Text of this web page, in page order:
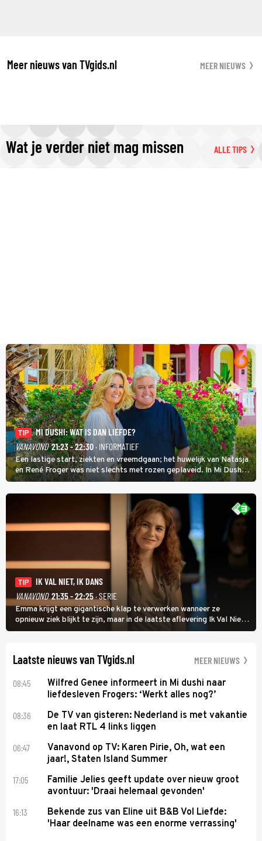
Meer nieuws van TVgids.nl MEER NIEUWS
Wat je verder niet mag missen ALLE TIPS
TIP
MI DUSHI: WAT IS DAN LIEFDE?
VANAVOND 21:23 - 22:30 · INFORMATIEF
Een lastige start, ziekten en vreemdgaan; het huwelijk van Natasja
en René Froger was niet slechts met rozen geplaveid. In Mi Dushi:
Wat Is Dan Liefde? neemt Wilfred Genee het showbizzkoppel mee
uit vissen om het over de liefde te hebben.
TIP
IK VAL NIET, IK DANS
VANAVOND 21:35 - 22:25· SERIE
Emma krijgt een gigantische klap te verwerken wanneer ze
opnieuw ziek blijkt te zijn, maar in de laatste aflevering Ik Val Niet,
Ik Dans laat ze zien dat ze niet van plan is op te geven, zelfs als ze
Laatste nieuws van TVgids.nl MEER NIEUWS
08:45
Wilfred Genee informeert in Mi dushi naar
liefdesleven Frogers: ‘Werkt alles nog?’
08:36
De TV van gisteren: Nederland is met vakantie
en laat RTL 4 links liggen
06:47
Vanavond op TV: Karen Pirie, Oh, wat een
jaar!, Staten Island Summer
17:05
Familie Jelies geeft update over nieuw groot
avontuur: 'Draai helemaal gevonden'
16:13
Bekende zus van Eline uit B&B Vol Liefde:
'Haar deelname was een enorme verrassing'